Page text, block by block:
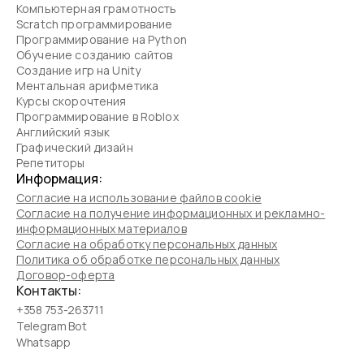
Компьютерная грамотность
Scratch программирование
Программирование на Python
Обучение созданию сайтов
Создание игр на Unity
Ментальная арифметика
Курсы скорочтения
Программирование в Roblox
Английский язык
Графический дизайн
Репетиторы
Информация:
Согласие на использование файлов cookie
Согласие на получение информационных и рекламно-
информационных материалов
Согласие на обработку персональных данных
Политика об обработке персональных данных
Договор-оферта
Контакты:
+358 753-263711
Telegram Bot
Whatsapp